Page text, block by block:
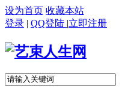
设为首页 收藏本站
登录 | QQ登陆 |立即注册